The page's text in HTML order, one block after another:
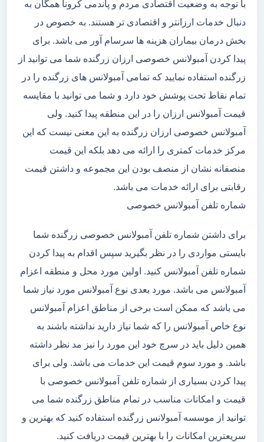
با توجه به وضعیت اقتصادی مردم و پاندمی کرونا همگان به
دنبال خدمات ارزانتر و اقتصادی تر هستند. به خصوص در
بخش درمان بیماران هزینه ها سرسام آور می باشد. برای
پیدا کردن آمبولانس خصوصی ارزان زرگنده شما می توانید از
زرگنده استفاده نمایید که تمامی آمبولانس های زرگنده را در
تمام نقاط تحت پوشش خود دارد و شما می توانید با مقایسه
قیمت آمبولانس ارزان را در این منطقه پیدا کنید. ولی
آمبولانس خصوصی ارزان زرگنده به این معنی نیست که این
مرکز خدمات کمتری را ارائه می دهد بلکه این قیمت
منصفانه نشان از منصف بودن این مجموعه و داشتن قیمت
رقابتی برای ارائه خدمات می باشد.
شماره تلفن آمبولانس خصوصی
برای داشتن شماره تلفن آمبولانس خصوصی زرگنده شما
بایستی مواردی را در نظر بگیرید سپس اقدام به پیدا کردن
شماره تلفن آمبولانس کنید. اولین مورد محل و منطقه اعزام
آمبولانس می باشد. مورد بعدی نوع آمبولانس مورد نیاز شما
می باشد که ممکن است برخی از مناطق اعزام آمبولانس
نوع خاص آمبولانس را که شما نیاز دارید نداشته باشند به
همین دلیل باید در سرچ خود این مورد را نیز مد نظر داشته
باشد. و مورد سوم قیمت این خدمات می باشد. ولی برای
پیدا کردن بسیاری از شماره تلفن آمبولانس خصوصی با
قیمت و امکانات مناسب در تمام مناطق زرگنده شما می
توانید از موسسه آمبولانس زرگنده استفاده کنید که بهترین و
سریعترین امکانات را با بهترین قیمت دریافت کنید.